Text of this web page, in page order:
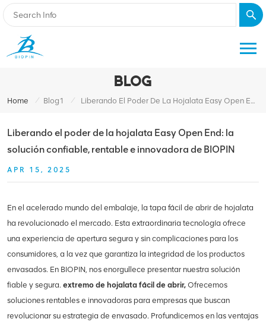
BLOG
Home / Blog1 / Liberando El Poder De La Hojalata Easy Open End: La Solución Confiable, Rentable E Innovadora De BIOPIN
Liberando el poder de la hojalata Easy Open End: la
solución confiable, rentable e innovadora de BIOPIN
APR 15, 2025
En el acelerado mundo del embalaje, la tapa fácil de abrir de hojalata
ha revolucionado el mercado. Esta extraordinaria tecnología ofrece
una experiencia de apertura segura y sin complicaciones para los
consumidores, a la vez que garantiza la integridad de los productos
envasados. En BIOPIN, nos enorgullece presentar nuestra solución
fiable y segura. extremo de hojalata fácil de abrir, Ofrecemos
soluciones rentables e innovadoras para empresas que buscan
revolucionar su estrategia de envasado. Profundicemos en las ventajas